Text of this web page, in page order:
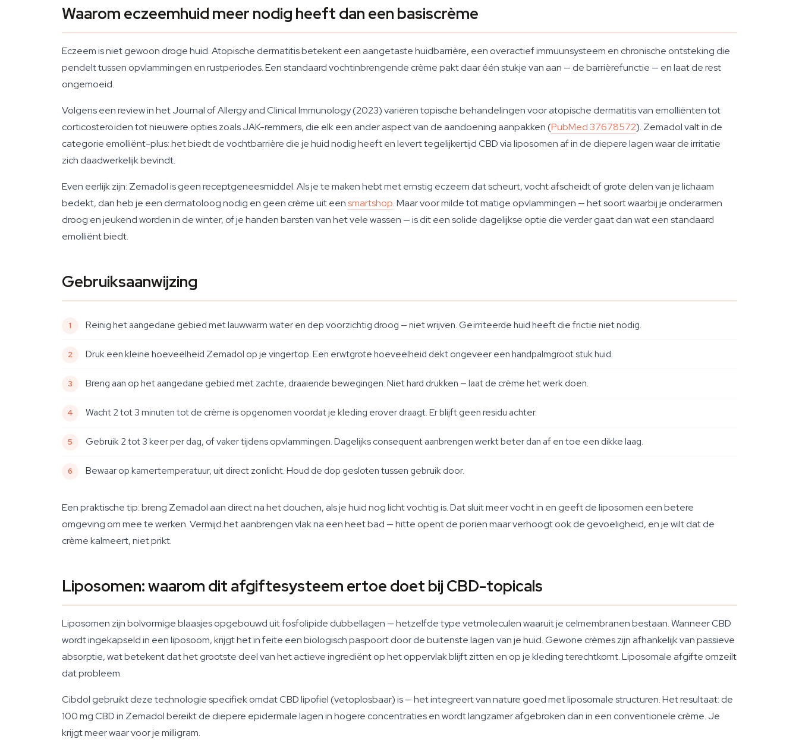
Waarom eczeemhuid meer nodig heeft dan een basiscrème
Eczeem is niet gewoon droge huid. Atopische dermatitis betekent een aangetaste huidbarrière, een overactief immuunsysteem en chronische ontsteking die
pendelt tussen opvlammingen en rustperiodes. Een standaard vochtinbrengende crème pakt daar één stukje van aan — de barrièrefunctie — en laat de rest
ongemoeid.
Volgens een review in het Journal of Allergy and Clinical Immunology (2023) variëren topische behandelingen voor atopische dermatitis van emolliënten tot
corticosteroïden tot nieuwere opties zoals JAK-remmers, die elk een ander aspect van de aandoening aanpakken (PubMed 37678572). Zemadol valt in de
categorie emolliënt-plus: het biedt de vochtbarrière die je huid nodig heeft en levert tegelijkertijd CBD via liposomen af in de diepere lagen waar de irritatie
zich daadwerkelijk bevindt.
Even eerlijk zijn: Zemadol is geen receptgeneesmiddel. Als je te maken hebt met ernstig eczeem dat scheurt, vocht afscheidt of grote delen van je lichaam
bedekt, dan heb je een dermatoloog nodig en geen crème uit eensmartshop. Maar voor milde tot matige opvlammingen — het soort waarbij je onderarmen
droog en jeukend worden in de winter, of je handen barsten van het vele wassen — is dit een solide dagelijkse optie die verder gaat dan wat een standaard
emolliënt biedt.
Gebruiksaanwijzing
Reinig het aangedane gebied met lauwwarm water en dep voorzichtig droog — niet wrijven. Geïrriteerde huid heeft die frictie niet nodig.
Druk een kleine hoeveelheid Zemadol op je vingertop. Een erwtgrote hoeveelheid dekt ongeveer een handpalmgroot stuk huid.
Breng aan op het aangedane gebied met zachte, draaiende bewegingen. Niet hard drukken — laat de crème het werk doen.
Wacht 2 tot 3 minuten tot de crème is opgenomen voordat je kleding erover draagt. Er blijft geen residu achter.
Gebruik 2 tot 3 keer per dag, of vaker tijdens opvlammingen. Dagelijks consequent aanbrengen werkt beter dan af en toe een dikke laag.
Bewaar op kamertemperatuur, uit direct zonlicht. Houd de dop gesloten tussen gebruik door.
Een praktische tip: breng Zemadol aan direct na het douchen, als je huid nog licht vochtig is. Dat sluit meer vocht in en geeft de liposomen een betere
omgeving om mee te werken. Vermijd het aanbrengen vlak na een heet bad — hitte opent de poriën maar verhoogt ook de gevoeligheid, en je wilt dat de
crème kalmeert, niet prikt.
Liposomen: waarom dit afgiftesysteem ertoe doet bij CBD-topicals
Liposomen zijn bolvormige blaasjes opgebouwd uit fosfolipide dubbellagen — hetzelfde type vetmoleculen waaruit je celmembranen bestaan. Wanneer CBD
wordt ingekapseld in een liposoom, krijgt het in feite een biologisch paspoort door de buitenste lagen van je huid. Gewone crèmes zijn afhankelijk van passieve
absorptie, wat betekent dat het grootste deel van het actieve ingrediënt op het oppervlak blijft zitten en op je kleding terechtkomt. Liposomale afgifte omzeilt
dat probleem.
Cibdol gebruikt deze technologie specifiek omdat CBD lipofiel (vetoplosbaar) is — het integreert van nature goed met liposomale structuren. Het resultaat: de
100 mg CBD in Zemadol bereikt de diepere epidermale lagen in hogere concentraties en wordt langzamer afgebroken dan in een conventionele crème. Je
krijgt meer waar voor je milligram.